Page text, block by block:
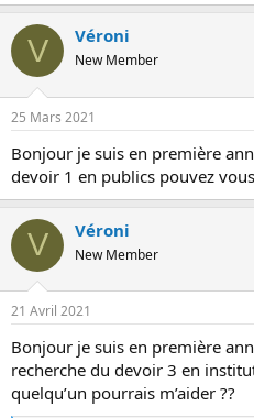
V Véroni
New Member
25 Mars 2021
Bonjour je suis en première
devoir 1 en publics pouvez vous
V Véroni
New Member
21 Avril 2021
Bonjour je suis en première
recherche du devoir 3 en
quelqu’un pourrais m’aider ??